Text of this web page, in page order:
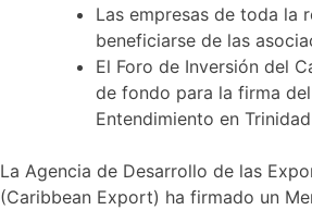
Las empresas de toda la
beneficiarse de las
El Foro de Inversión del
de fondo para la firma
Entendimiento en
La Agencia de Desarrollo de las
(Caribbean Export) ha firmado un